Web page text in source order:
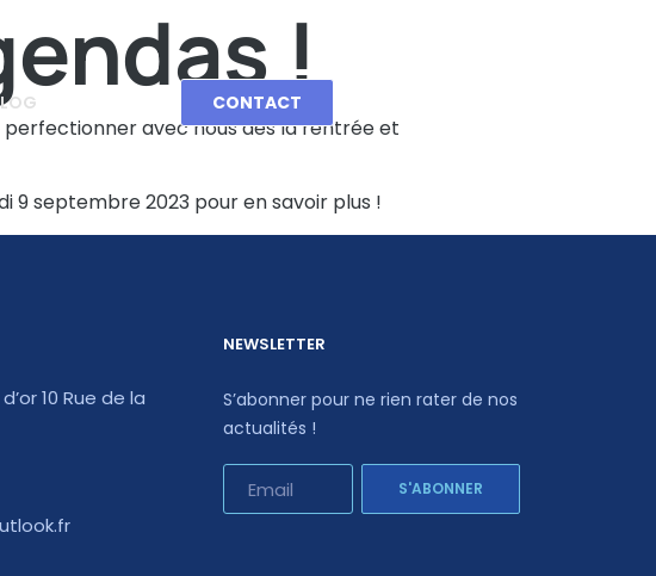
CONTACT!
perfectionner avec nous dés la rentrée et
9 septembre 2023 pour en savoir plus !
10 Rue de la
NEWSLETTER
S’abonner pour ne rien rater de nos
actualités !
S'ABONNER